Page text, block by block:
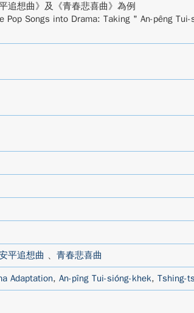
想曲》及《青春悲喜曲》為例
Pop Songs into Drama: Taking " An-pêng
平追想曲 、 青春悲喜曲
Adaptation, An-pîng Tui-sióng-khek, Tshing-